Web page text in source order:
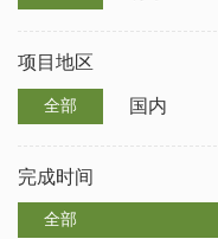
项目地区
全部 国内
完成时间
全部